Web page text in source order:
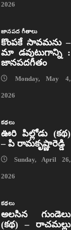
2026
జానపద గీతాలు
కొంపకే సావమను –
మా డవుటుగాన్ని :
జానపదగీతం
Monday, May 4,
2026
కథలు
ఊరి పిల్లోడు (కథ)
– పి రామకృష్ణారెడ్డి
Sunday, April 26,
2026
కథలు
అలసిన గుండెలు
(కథ) – రాచమల్లు